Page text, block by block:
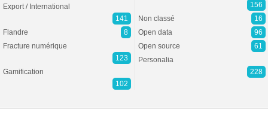
Export / International
141
Flandre
8
Fracture numérique
123
Gamification
102
156
Non classé
16
Open data
96
Open source
61
Personalia
228